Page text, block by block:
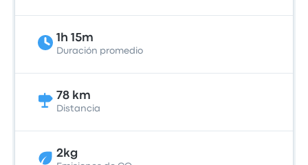
1h 15m
Duración promedio
78 km
Distancia
2kg